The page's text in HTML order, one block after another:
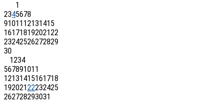
1
2345678
91011 12131415
16171819202122
23242526272829
30
1234
567891011
12131415161718
19202122232425
262728293031